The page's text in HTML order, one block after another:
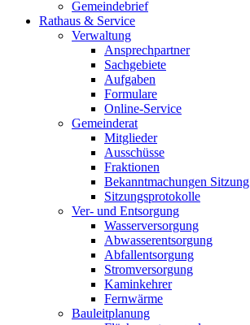
Gemeindebrief
Rathaus & Service
Verwaltung
Ansprechpartner
Sachgebiete
Aufgaben
Formulare
Online-Service
Gemeinderat
Mitglieder
Ausschüsse
Fraktionen
Bekanntmachungen Sitzung
Sitzungsprotokolle
Ver- und Entsorgung
Wasserversorgung
Abwasserentsorgung
Abfallentsorgung
Stromversorgung
Kaminkehrer
Fernwärme
Bauleitplanung